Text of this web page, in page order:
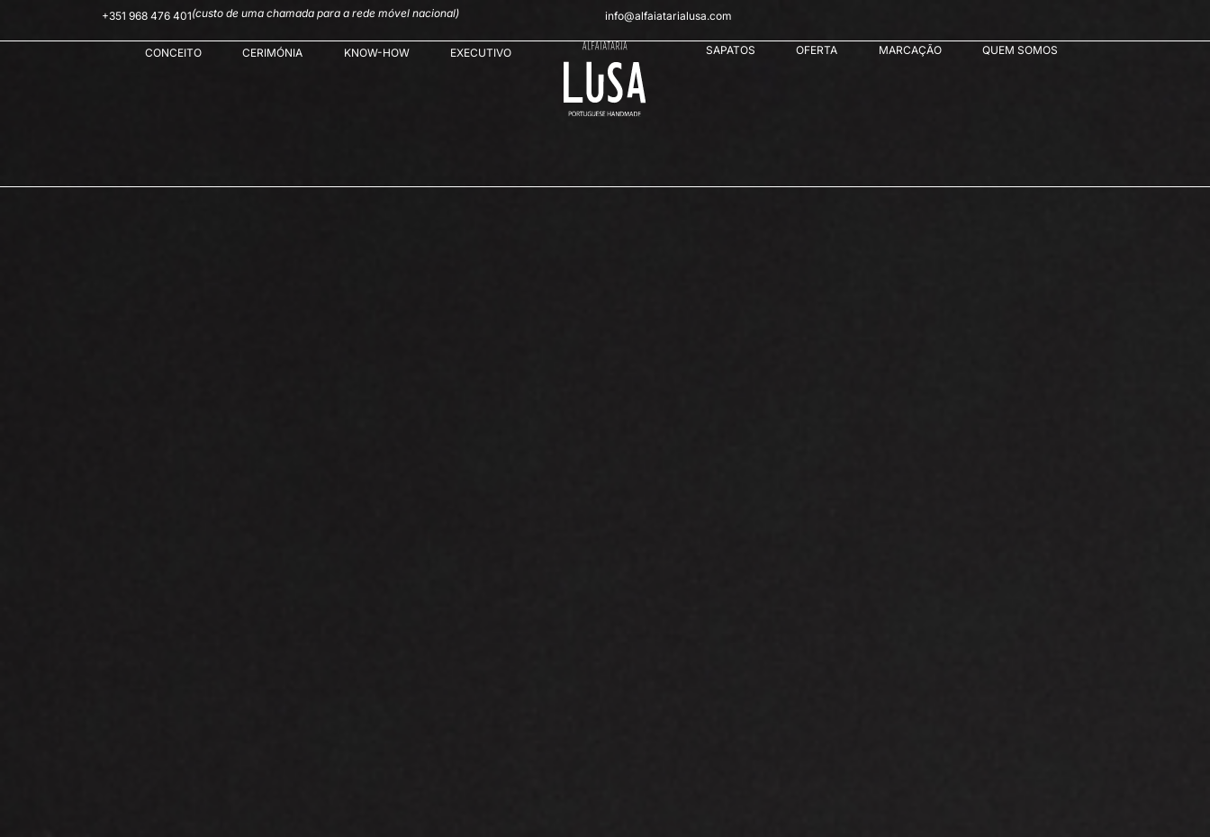
+351 968 476 401(custo de uma chamada para a rede móvel nacional) info@alfaiatarialusa.com
CONCEITO CERIMÓNIA KNOW-HOW EXECUTIVO SAPATOS OFERTA MARCAÇÃO QUEM SOMOS